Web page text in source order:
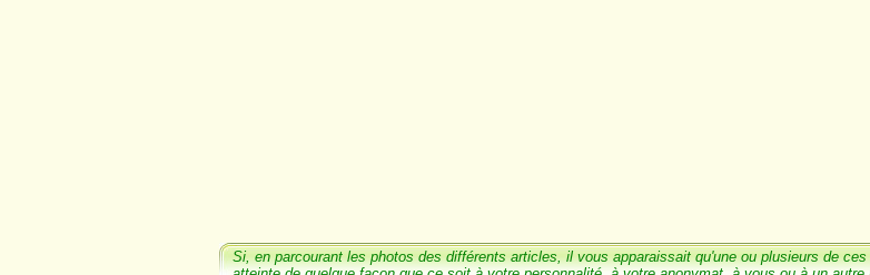
Si, en parcourant les photos des différents articles, il vous apparaissait qu'une ou plusieurs de